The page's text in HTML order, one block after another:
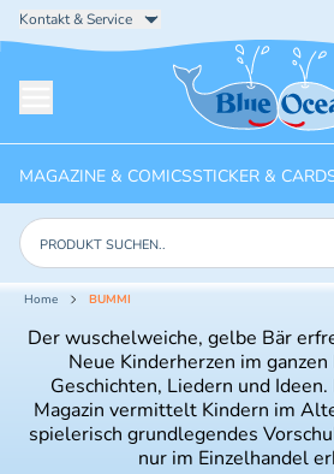
Kontakt & Service
Startseite
MAGAZINE & COMICSSTICKER &
Produkte suchen
Home BUMMI
Der wuschelweiche, gelbe Bär
Neue Kinderherzen im
Geschichten, Liedern und Ideen.
Magazin vermittelt Kindern im
spielerisch grundlegendes
nur im Einzelhandel